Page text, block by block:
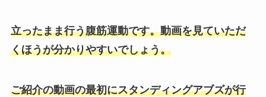
立ったまま行う腹筋運動です。動画を見ていただ
くほうが分かりやすいでしょう。
ご紹介の動画の最初にスタンディングアブズが行